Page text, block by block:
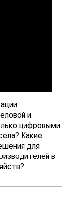
и
цифровыми
Какие
для
в